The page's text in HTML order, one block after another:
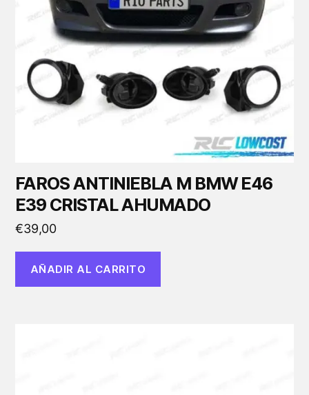
FAROS ANTINIEBLA M BMW E46
E39 CRISTAL AHUMADO
€39,00
AÑADIR AL CARRITO